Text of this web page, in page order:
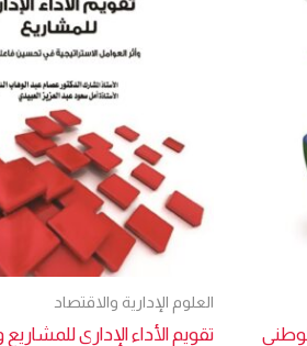
العلوم الإدارية والاقتصاد
تقويم الأداء الإداري للمشاريع